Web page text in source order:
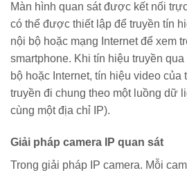
Màn hình quan sát được kết nối
có thể được thiết lập để truyền tín
nội bộ hoặc mạng Internet để xem
smartphone. Khi tín hiệu truyền
bộ hoặc Internet, tín hiệu video
truyền đi chung theo một luồng dữ
cùng một địa chỉ IP).
Giải pháp camera IP quan sát
Trong giải pháp IP camera. Mỗi